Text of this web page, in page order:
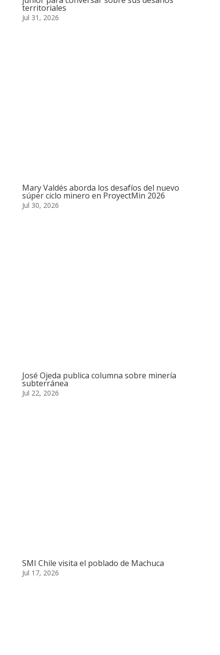
territoriales
Jul 31, 2026
Mary Valdés aborda los desafíos del nuevo
súper ciclo minero en ProyectMin 2026
Jul 30, 2026
José Ojeda publica columna sobre minería
subterránea
Jul 22, 2026
SMI Chile visita el poblado de Machuca
Jul 17, 2026